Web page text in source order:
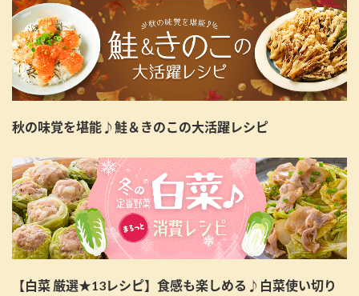
秋の味覚を堪能♪鮭＆きのこの大活躍レシピ
【白菜 厳選★13レシピ】食感も楽しめる♪白菜使い切り